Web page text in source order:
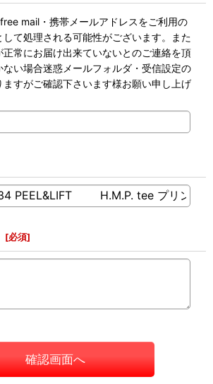
mail・携帯メールアドレスをご利用の
て処理される可能性がございます。また
常にお届け出来ていないとのご連絡を頂
ない場合迷惑メールフォルダ・受信設定の
すがご確認下さいます様お願い申し上げ
[必須]
確認画面へ